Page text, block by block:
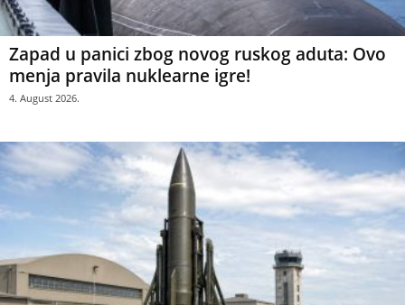
Zapad u panici zbog novog ruskog aduta: Ovo
menja pravila nuklearne igre!
4. August 2026.